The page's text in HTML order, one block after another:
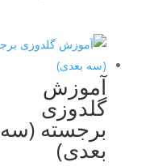
آموزش
گلدوزی
برجسته (سه
بعدی)